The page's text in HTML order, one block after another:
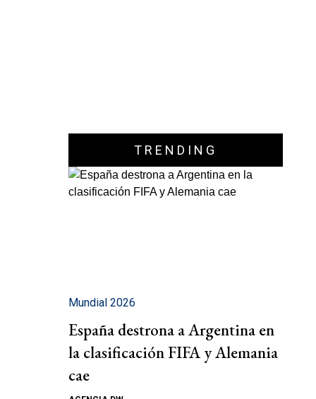
TRENDING
Mundial 2026
España destrona a Argentina en
la clasificación FIFA y Alemania
cae